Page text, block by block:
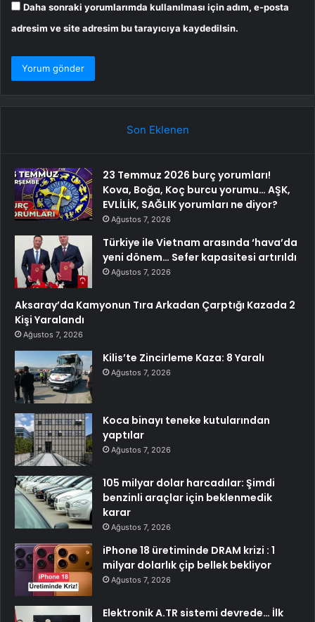
Daha sonraki yorumlarımda kullanılması için adım, e-posta
adresim ve site adresim bu tarayıcıya kaydedilsin.
Son Eklenen
23 Temmuz 2026 burç yorumları!
Kova, Boğa, Koç burcu yorumu… AŞK,
EVLİLİK, SAĞLIK yorumları ne diyor?
Ağustos 7, 2026
Türkiye ile Vietnam arasında ‘hava’da
yeni dönem… Sefer kapasitesi artırıldı
Ağustos 7, 2026
Aksaray’da Kamyonun Tıra Arkadan Çarptığı Kazada 2
Kişi Yaralandı
Ağustos 7, 2026
Kilis’te Zincirleme Kaza: 8 Yaralı
Ağustos 7, 2026
Koca binayı teneke kutularından
yaptılar
Ağustos 7, 2026
105 milyar dolar harcadılar: Şimdi
benzinli araçlar için beklenmedik
karar
Ağustos 7, 2026
iPhone 18 üretiminde DRAM krizi : 1
milyar dolarlık çip bellek bekliyor
Ağustos 7, 2026
Elektronik A.TR sistemi devrede… İlk